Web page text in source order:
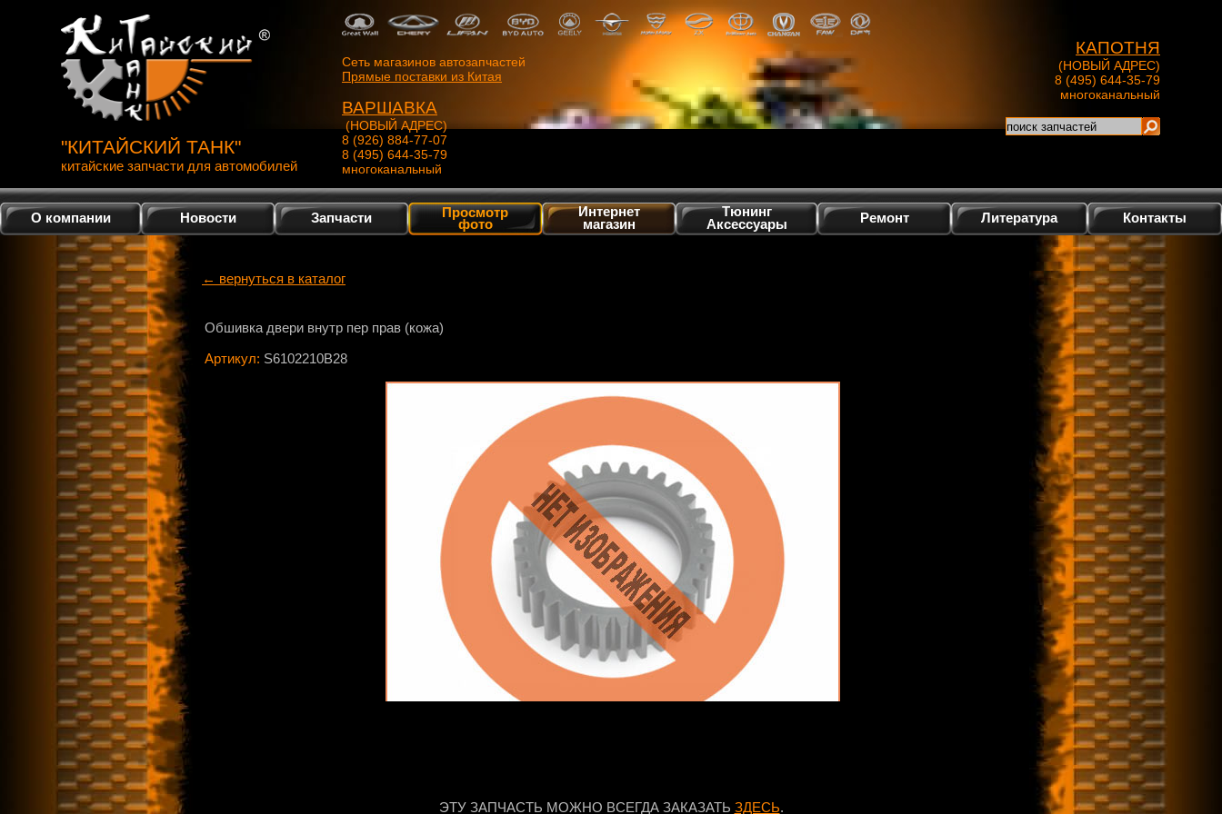
"КИТАЙСКИЙ ТАНК"
китайские запчасти для автомобилей
Сеть магазинов автозапчастей
Прямые поставки из Китая
ВАРШАВКА
(НОВЫЙ АДРЕС)
8 (926) 884-77-07
8 (495) 644-35-79
многоканальный
КАПОТНЯ
(НОВЫЙ АДРЕС)
8 (495) 644-35-79
многоканальный
О компании Новости Запчасти Просмотр
фото
Интернет
магазин
Тюнинг
Аксессуары
Ремонт Литература Контакты
← вернуться в каталог
Обшивка двери внутр пер прав (кожа)
Артикул: S6102210B28
ЭТУ ЗАПЧАСТЬ МОЖНО ВСЕГДА ЗАКАЗАТЬ ЗДЕСЬ.